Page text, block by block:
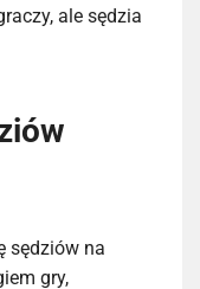
ale sędzia
sędziów na
gry,